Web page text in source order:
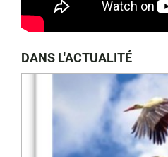
DANS L'ACTUALITÉ